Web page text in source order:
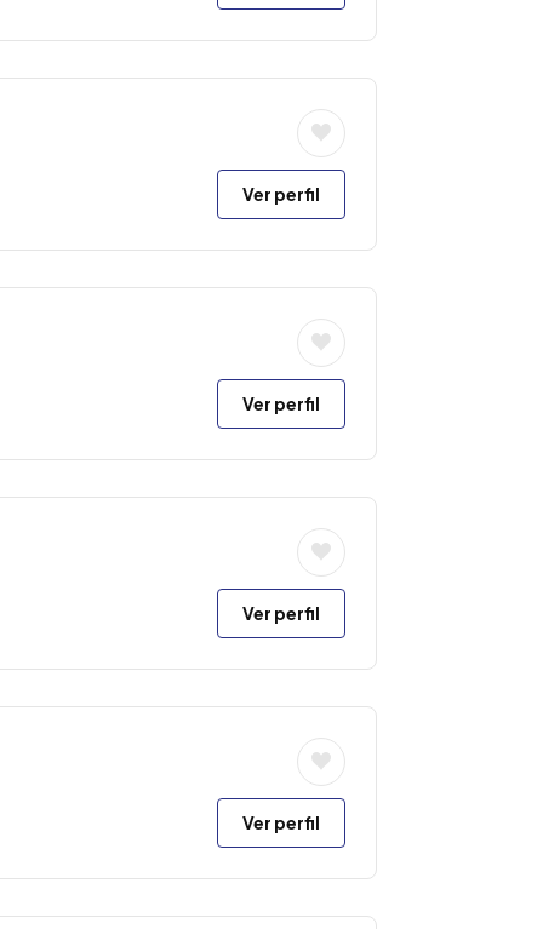
Ver perfil
Ver perfil
Ver perfil
Ver perfil